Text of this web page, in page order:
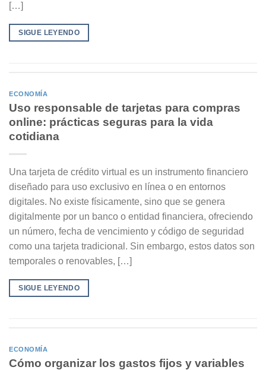
[…]
SIGUE LEYENDO
ECONOMÍA
Uso responsable de tarjetas para compras
online: prácticas seguras para la vida
cotidiana
Una tarjeta de crédito virtual es un instrumento financiero
diseñado para uso exclusivo en línea o en entornos
digitales. No existe físicamente, sino que se genera
digitalmente por un banco o entidad financiera, ofreciendo
un número, fecha de vencimiento y código de seguridad
como una tarjeta tradicional. Sin embargo, estos datos son
temporales o renovables, […]
SIGUE LEYENDO
ECONOMÍA
Cómo organizar los gastos fijos y variables